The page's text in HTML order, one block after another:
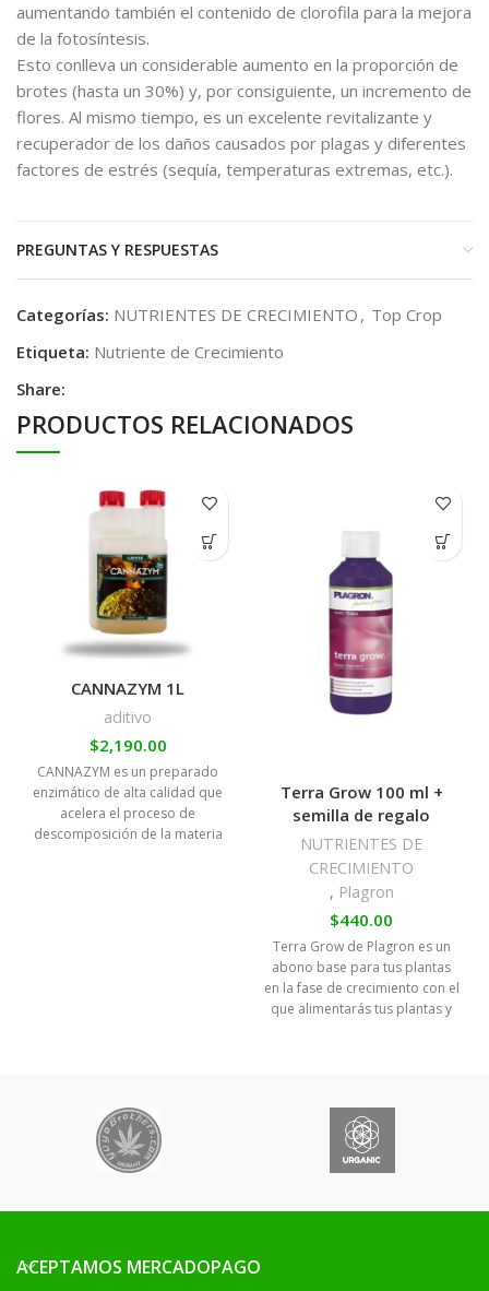
aumentando también el contenido de clorofila para la mejora
de la fotosíntesis.
Esto conlleva un considerable aumento en la proporción de
brotes (hasta un 30%) y, por consiguiente, un incremento de
flores. Al mismo tiempo, es un excelente revitalizante y
recuperador de los daños causados por plagas y diferentes
factores de estrés (sequía, temperaturas extremas, etc.).
PREGUNTAS Y RESPUESTAS
Categorías: NUTRIENTES DE CRECIMIENTO , Top Crop
Etiqueta: Nutriente de Crecimiento
Share:
PRODUCTOS RELACIONADOS
CANNAZYM 1L
aditivo
$2,190.00
CANNAZYM es un preparado
enzimático de alta calidad que
acelera el proceso de
descomposición de la materia
Terra Grow 100 ml +
semilla de regalo
NUTRIENTES DE
CRECIMIENTO
, Plagron
$440.00
Terra Grow de Plagron es un
abono base para tus plantas
en la fase de crecimiento con el
que alimentarás tus plantas y
ACEPTAMOS MERCADOPAGO